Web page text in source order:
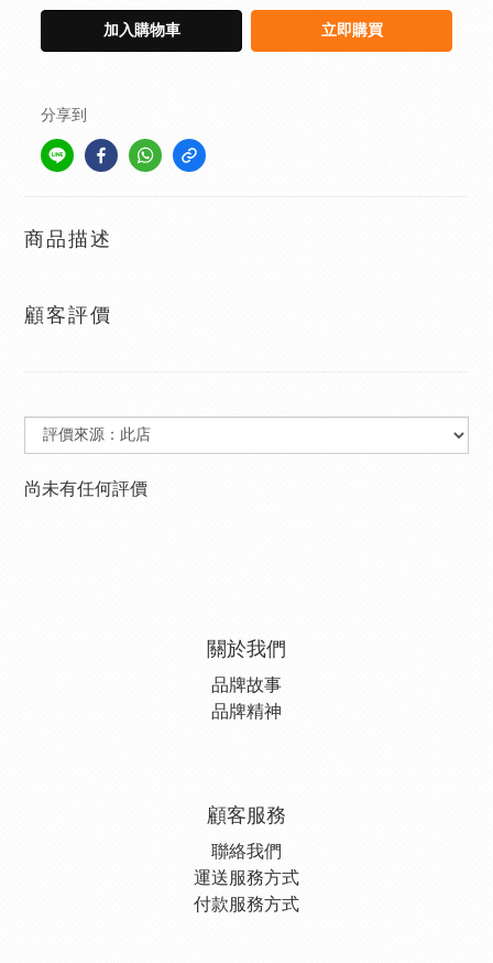
加入購物車 立即購買
分享到
商品描述
顧客評價
尚未有任何評價
關於我們
品牌故事
品牌精神
顧客服務
聯絡我們
運送服務方式
付款服務方式